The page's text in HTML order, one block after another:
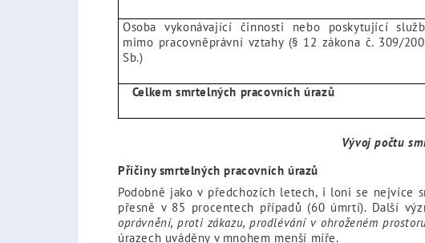
Osoba vykonávající činnosti nebo poskytující
mimo pracovněprávní vztahy (§ 12 zákona č. 309/
Sb.)
Celkem smrtelných pracovních úrazů
Vývoj počtu
Příčiny smrtelných pracovních úrazů
Podobně jako v předchozích letech, i loni se nejvíce
přesně v 85 procentech případů (60 úmrtí). Další
oprávnění, proti zákazu, prodlévání v ohroženém
úrazech uváděny v mnohem menší míře.